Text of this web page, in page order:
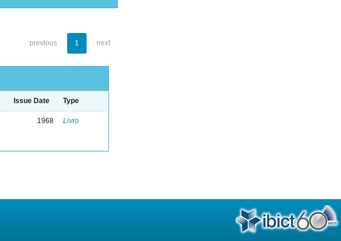
previous 1 next
Issue Date Type
1968 Livro